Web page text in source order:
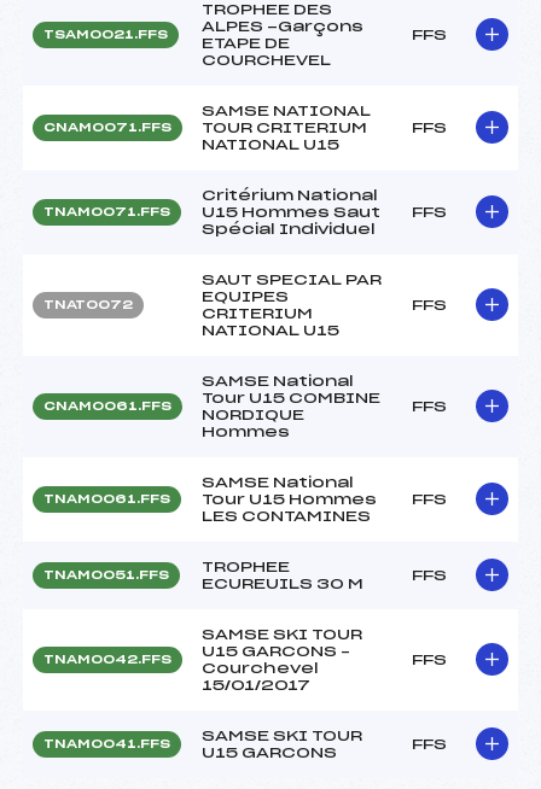
TSAM0021.FFS
TROPHEE DES
ALPES -Garçons
ETAPE DE
COURCHEVEL
FFS
CNAM0071.FFS
SAMSE NATIONAL
TOUR CRITERIUM
NATIONAL U15
FFS
TNAM0071.FFS
Critérium National
U15 Hommes Saut
Spécial Individuel
FFS
TNAT0072
SAUT SPECIAL PAR
EQUIPES
CRITERIUM
NATIONAL U15
FFS
CNAM0061.FFS
SAMSE National
Tour U15 COMBINE
NORDIQUE
Hommes
FFS
TNAM0061.FFS
SAMSE National
Tour U15 Hommes
LES CONTAMINES
FFS
TNAM0051.FFS
TROPHEE
ECUREUILS 30 M
FFS
TNAM0042.FFS
SAMSE SKI TOUR
U15 GARCONS –
Courchevel
15/01/2017
FFS
TNAM0041.FFS
SAMSE SKI TOUR
U15 GARCONS
FFS